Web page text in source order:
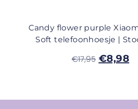
Candy flower purple
Soft telefoonhoesje |
€17,95 €8,98